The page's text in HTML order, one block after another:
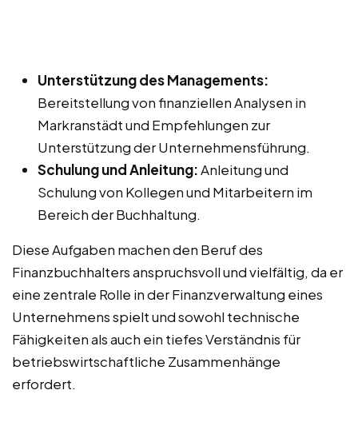
Unterstützung des Managements:
Bereitstellung von finanziellen Analysen in
Markranstädt und Empfehlungen zur
Unterstützung der Unternehmensführung.
Schulung und Anleitung:Anleitung und
Schulung von Kollegen und Mitarbeitern im
Bereich der Buchhaltung.
Diese Aufgaben machen den Beruf des
Finanzbuchhalters anspruchsvoll und vielfältig, da er
eine zentrale Rolle in der Finanzverwaltung eines
Unternehmens spielt und sowohl technische
Fähigkeiten als auch ein tiefes Verständnis für
betriebswirtschaftliche Zusammenhänge
erfordert.